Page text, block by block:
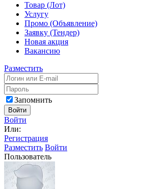
Товар (Лот)
Услугу
Промо (Объявление)
Заявку (Тендер)
Новая акция
Вакансию
Разместить
Запомнить
Войти
Войти
Или:
Регистрация
Разместить Войти
Пользователь